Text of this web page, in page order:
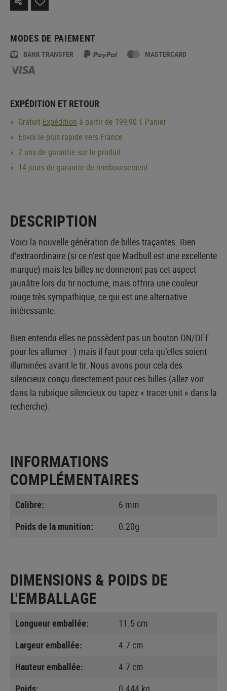
MODES DE PAIEMENT
BANK TRANSFER MASTERCARD
EXPÉDITION ET RETOUR
Gratuit Expédition à partir de 199,90 € Panier
Envoi le plus rapide vers France
2 ans de garantie sur le produit
14 jours de garantie de remboursement
DESCRIPTION
Voici la nouvelle génération de billes traçantes. Rien
d’extraordinaire (si ce n’est que Madbull est une excellente
marque) mais les billes ne donneront pas cet aspect
jaunâtre lors du tir nocturne, mais offrira une couleur
rouge très sympathique, ce qui est une alternative
intéressante.
Bien entendu elles ne possèdent pas un bouton ON/OFF
pour les allumer :-) mais il faut pour cela qu’elles soient
illuminées avant le tir. Nous avons pour cela des
silencieux conçu directement pour ces billes (allez voir
dans la rubrique silencieux ou tapez « tracer unit » dans la
recherche).
INFORMATIONS
COMPLÉMENTAIRES
Calibre:
6 mm
Poids de la munition:
0.20g
DIMENSIONS & POIDS DE
L'EMBALLAGE
Longueur emballée:
11.5 cm
Largeur emballée:
4.7 cm
Hauteur emballée:
4.7 cm
Poids:
0.444 kg